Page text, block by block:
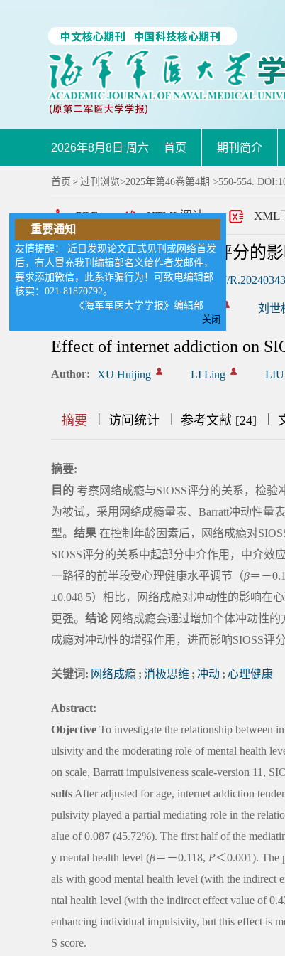
2026年8月8日 周六 首页 期刊简介
首页 > 过刊浏览>2025年第46卷第4期 >550-554.
PDF HTML阅读 XML
网络成瘾倾向对SIOSS评分的
DOI: 10.16781/j.CN31-2187/R.20240343
许惠静 李玲 刘世
Effect of internet addiction on
Author: XU Huijing LI Ling LIU
摘要 || 访问统计 | 参考文献 [24] ||||
摘要:
目的 考察网络成瘾与SIOSS评分的关系，检验
为被试，采用网络成瘾量表、Barratt冲动性量
型。 结果 在控制年龄因素后，网络成瘾对
SIOSS评分的关系中起部分中介作用，中介效
一路径的前半段受心理健康水平调节（β＝－
±0.048 5）相比，网络成瘾对冲动性的影响在
更强。 结论网络成瘾会通过增加个体冲动性的
成瘾对冲动性的增强作用，进而影响SIOSS评分
关键词: 网络成瘾 ; 消极思维 ; 冲动 ; 心理健康
Abstract:
Objective To investigate the relationship between
ulsivity and the moderating role of mental health
on scale, Barratt impulsiveness scale-version 11,
sults After adjusted for age, internet addiction
pulsivity played a partial mediating role in the
alue of 0.087 (45.72%). The first half of the
y mental health level (β＝－0.118, P＜0.001). The
als with good mental health level (with the indirect
ntal health level (with the indirect effect value of
enhancing individual impulsivity, but this effect is
S score.
重要通知
友情提醒： 近日发现论文正式见刊或网络首发
后，有人冒充我刊编辑部名义给作者发邮件，
要求添加微信，此系诈骗行为！可致电编辑部
核实：021-81870792。
《海军军医大学学报》编辑部
关闭